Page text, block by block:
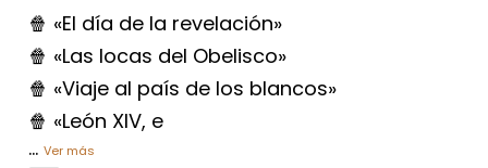
🍿 «El día de la revelación»
🍿 «Las locas del Obelisco»
🍿 «Viaje al país de los blancos»
🍿 «León XIV, e
... Ver más